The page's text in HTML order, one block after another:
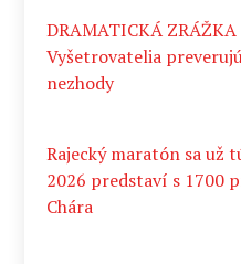
DRAMATICKÁ
Vyšetrovatelia
nezhody
Rajecký maratón sa už
2026 predstaví s 1700
Chára